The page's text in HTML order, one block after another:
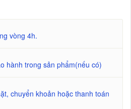
vòng 4h.
hành trong sản phẩm(nếu có)
chuyển khoản hoặc thanh toán